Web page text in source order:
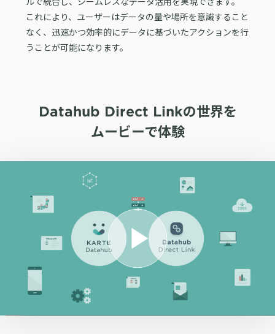
これにより、ユーザーはデータの量や場所を意識すること
なく、迅速かつ効率的にデータに基づいたアクションを行
うことが可能になります。
Datahub Direct Linkの世界を
ムービーで体験